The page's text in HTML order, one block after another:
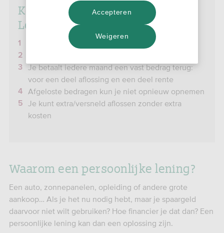
Kenmerken SNS Persoonlijke
Lening
Lening die je in 1 keer opneemt
Je betaalt iedere maand een vast bedrag terug:
voor een deel aflossing en een deel rente
Afgeloste bedragen kun je niet opnieuw opnemen
Je kunt extra/versneld aflossen zonder extra
kosten
Waarom een persoonlijke lening?
Een auto, zonnepanelen, opleiding of andere grote
aankoop… Als je het nu nodig hebt, maar je spaargeld
daarvoor niet wilt gebruiken? Hoe financier je dat dan? Een
persoonlijke lening kan dan een oplossing zijn.
Weigeren
Accepteren